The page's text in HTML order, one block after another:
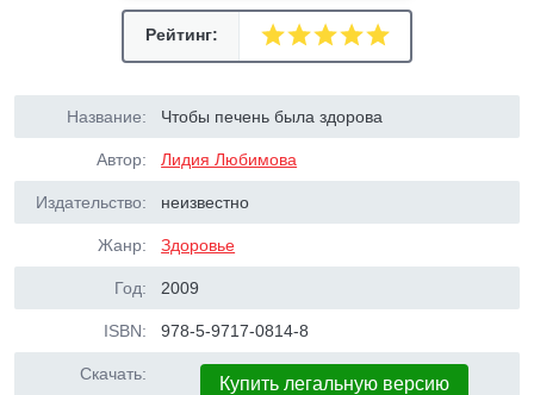
Рейтинг:
Название: Чтобы печень была здорова
Автор: Лидия Любимова
Издательство: неизвестно
Жанр: Здоровье
Год: 2009
ISBN: 978-5-9717-0814-8
Скачать: Купить легальную версию